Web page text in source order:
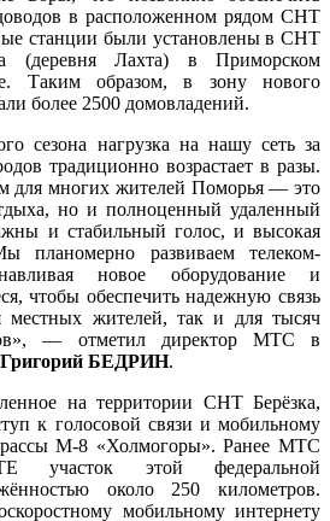
в расположенном рядом СНТ
станции были установлены в СНТ
(деревня Лахта) в Приморском
Таким образом, в зону нового
более 2500 домовладений.
сезона нагрузка на нашу сеть за
традиционно возрастает в разы.
для многих жителей Поморья — это
но и полноценный удаленный
и стабильный голос, и высокая
планомерно развиваем телеком-
новое оборудование и
чтобы обеспечить надежную связь
местных жителей, так и для тысяч
— отметил директор МТС в
Григорий БЕДРИН.
на территории СНТ Берёзка,
к голосовой связи и мобильному
М-8 «Холмогоры». Ранее МТС
участок этой федеральной
около 250 километров.
мобильному интернету